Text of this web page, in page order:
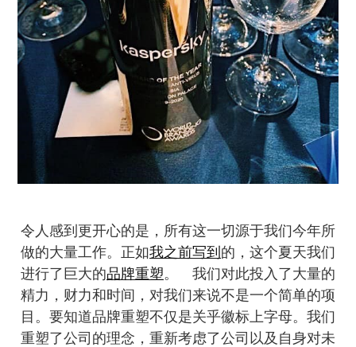
令人感到更开心的是，所有这一切源于我们今年所
做的大量工作。正如我之前写到的，这个夏天我们
进行了巨大的品牌重塑。 我们对此投入了大量的
精力，财力和时间，对我们来说不是一个简单的项
目。要知道品牌重塑不仅是关乎徽标上字母。我们
重塑了公司的理念，重新考虑了公司以及自身对未